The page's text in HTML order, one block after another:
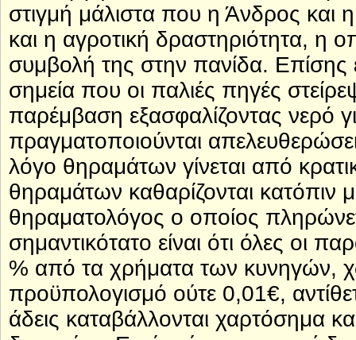
στιγμή μάλιστα που η Άνδρος και
και η αγροτική δραστηριότητα, η
συμβολή της στην πανίδα. Επίσης
σημεία που οι παλιές πηγές
παρέμβαση εξασφαλίζοντας νερό
πραγματοποιούνται
λόγο θηραμάτων γίνεται από
θηραμάτων καθαρίζονται κατόπιν
θηραματολόγος ο οποίος
σημαντικότατο είναι ότι όλες οι
% από τα χρήματα των κυνηγών,
προϋπολογισμό ούτε 0,01€,
άδεις καταβάλλονται χαρτόσημα